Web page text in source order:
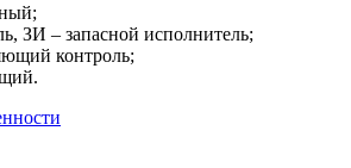
ЗИ – запасной исполнитель;
контроль;